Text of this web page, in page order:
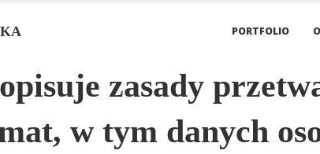
PORTFOLIO
zasady
w tym danych